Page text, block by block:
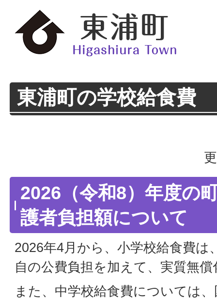
東浦町の学校給食費
2026（令和8）年度の
護者負担額について
2026年4月から、小学校給食費は
自の公費負担を加えて、実質無
また、中学校給食費については